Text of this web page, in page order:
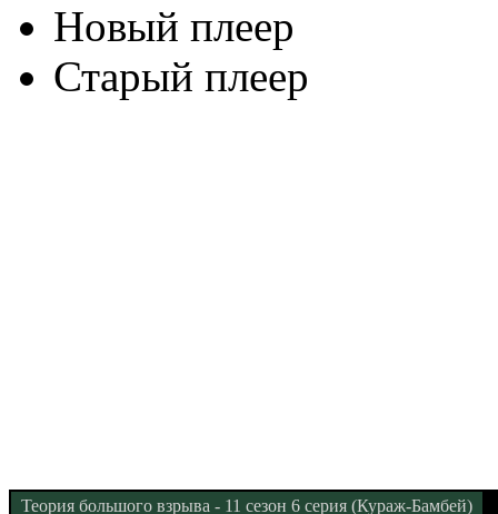
Новый плеер
Старый плеер
Теория большого взрыва - 11 сезон 6 серия (Кураж-Бамбей)